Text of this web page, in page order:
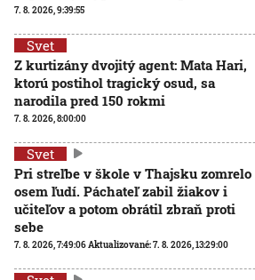
7. 8. 2026, 9:39:55
Svet
Z kurtizány dvojitý agent: Mata Hari,
ktorú postihol tragický osud, sa
narodila pred 150 rokmi
7. 8. 2026, 8:00:00
Svet
Pri streľbe v škole v Thajsku zomrelo
osem ľudí. Páchateľ zabil žiakov i
učiteľov a potom obrátil zbraň proti
sebe
7. 8. 2026, 7:49:06Aktualizované:7. 8. 2026, 13:29:00